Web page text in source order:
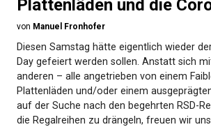
Plattenläden und die
von Manuel Fronhofer
Diesen Samstag hätte eigentlich wieder
Day gefeiert werden sollen. Anstatt sich
anderen – alle angetrieben von einem
Plattenläden und/oder einem
auf der Suche nach den begehrten RSD-
die Regalreihen zu drängeln, freuen wir